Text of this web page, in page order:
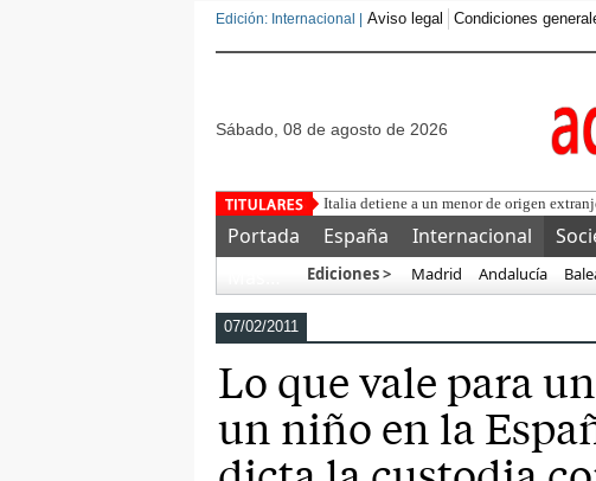
Edición: Internacional | Aviso legal Condiciones
sábado, 08 de agosto de 2026
Una
Portada España Internacional
Ediciones > Madrid Andalucía
07/02/2011
Lo que vale para
un niño en la